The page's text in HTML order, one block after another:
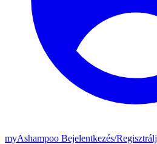
myAshampoo Bejelentkezés/Regisztrálj